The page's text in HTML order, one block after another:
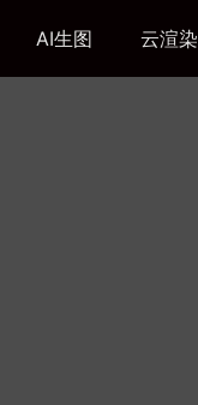
AI生图 云渲染